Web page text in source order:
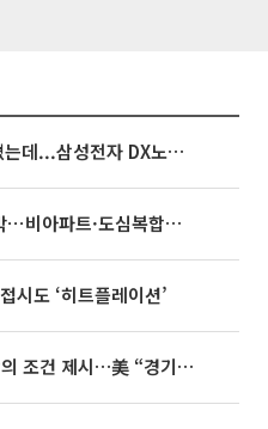
3445억 자사주 지급 마쳤는데...삼성전자 DX노조, 뒤늦은 '떼쓰기 집회'
영끌 '주택공급' 대책 임박⋯비아파트·도심복합까지 총동원
시도 ‘히트플레이션’
이란, 미국에 호르무즈 합의 조건 제시…美 “경기 아직 안 끝나” [종합]